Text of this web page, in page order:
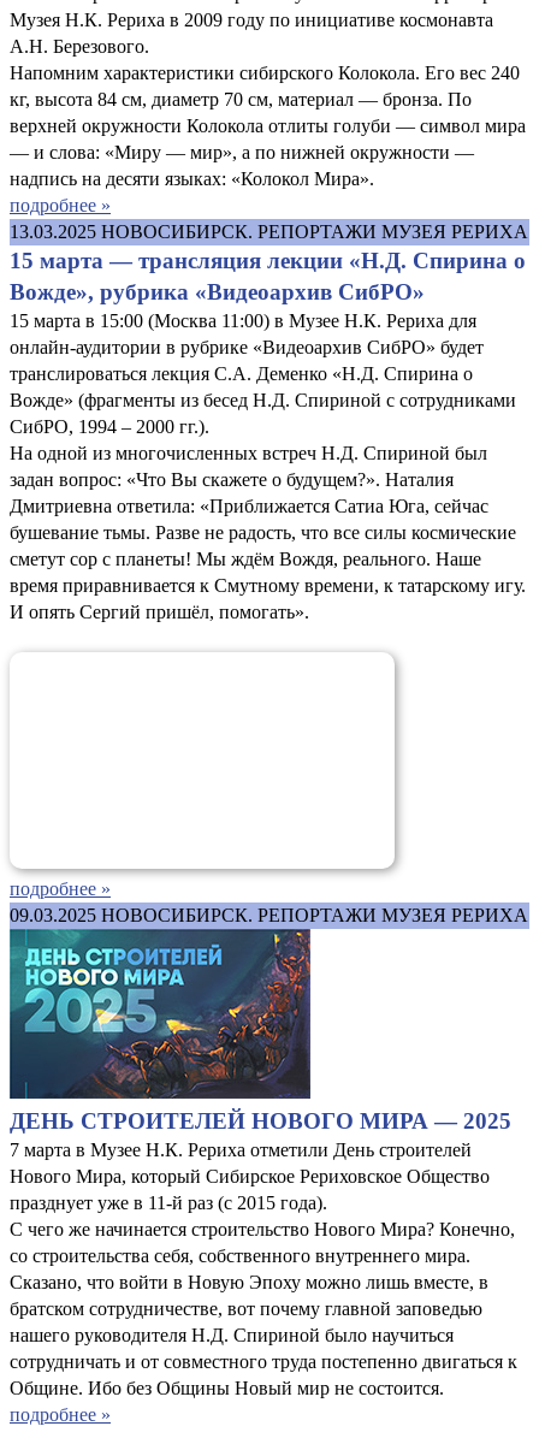
Музея Н.К. Рериха в 2009 году по инициативе космонавта
А.Н. Березового.
Напомним характеристики сибирского Колокола. Его вес 240
кг, высота 84 см, диаметр 70 см, материал — бронза. По
верхней окружности Колокола отлиты голуби — символ мира
— и слова: «Миру — мир», а по нижней окружности —
надпись на десяти языках: «Колокол Мира».
подробнее »
13.03.2025 НОВОСИБИРСК. РЕПОРТАЖИ МУЗЕЯ РЕРИХА
15 марта — трансляция лекции «Н.Д. Спирина о
Вожде», рубрика «Видеоархив СибРО»
15 марта в 15:00 (Москва 11:00) в Музее Н.К. Рериха для
онлайн-аудитории в рубрике «Видеоархив СибРО» будет
транслироваться лекция С.А. Деменко «Н.Д. Спирина о
Вожде» (фрагменты из бесед Н.Д. Спириной с сотрудниками
СибРО, 1994 – 2000 гг.).
На одной из многочисленных встреч Н.Д. Спириной был
задан вопрос: «Что Вы скажете о будущем?». Наталия
Дмитриевна ответила: «Приближается Сатиа Юга, сейчас
бушевание тьмы. Разве не радость, что все силы космические
сметут сор с планеты! Мы ждём Вождя, реального. Наше
время приравнивается к Смутному времени, к татарскому игу.
И опять Сергий пришёл, помогать».
подробнее »
09.03.2025 НОВОСИБИРСК. РЕПОРТАЖИ МУЗЕЯ РЕРИХА
ДЕНЬ СТРОИТЕЛЕЙ НОВОГО МИРА — 2025
7 марта в Музее Н.К. Рериха отметили День строителей
Нового Мира, который Сибирское Рериховское Общество
празднует уже в 11-й раз (с 2015 года).
С чего же начинается строительство Нового Мира? Конечно,
со строительства себя, собственного внутреннего мира.
Сказано, что войти в Новую Эпоху можно лишь вместе, в
братском сотрудничестве, вот почему главной заповедью
нашего руководителя Н.Д. Спириной было научиться
сотрудничать и от совместного труда постепенно двигаться к
Общине. Ибо без Общины Новый мир не состоится.
подробнее »